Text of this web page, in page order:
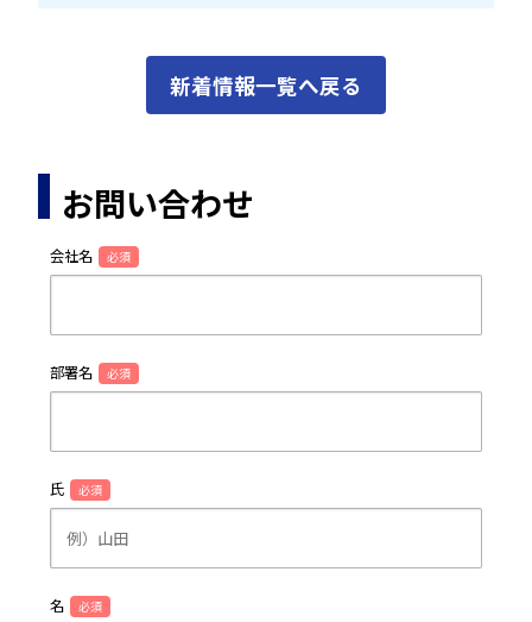
新着情報一覧へ戻る
お問い合わせ
会社名 必須
部署名 必須
氏 必須
名 必須